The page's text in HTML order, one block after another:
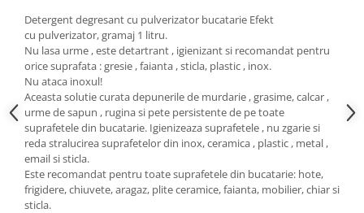
Detergent degresant cu pulverizator bucatarie Efekt
cu pulverizator, gramaj 1 litru.
Nu lasa urme , este detartrant , igienizant si recomandat pentru
orice suprafata : gresie , faianta , sticla, plastic , inox.
Nu ataca inoxul!
Aceasta solutie curata depunerile de murdarie , grasime, calcar ,
urme de sapun , rugina si pete persistente de pe toate
suprafetele din bucatarie. Igienizeaza suprafetele , nu zgarie si
reda stralucirea suprafetelor din inox, ceramica , plastic , metal ,
email si sticla.
Este recomandat pentru toate suprafetele din bucatarie: hote,
frigidere, chiuvete, aragaz, plite ceramice, faianta, mobilier, chiar si
sticla.